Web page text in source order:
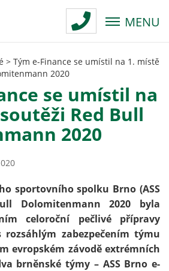
MENU
> Tým e-Finance se umístil na 1. místě
2020
se umístil na
Red Bull
2020
sportovního spolku Brno (ASS
Dolomitenmann 2020 byla
celoroční pečlivé přípravy
zabezpečením týmu
evropském závodě extrémních
brněnské týmy – ASS Brno e-